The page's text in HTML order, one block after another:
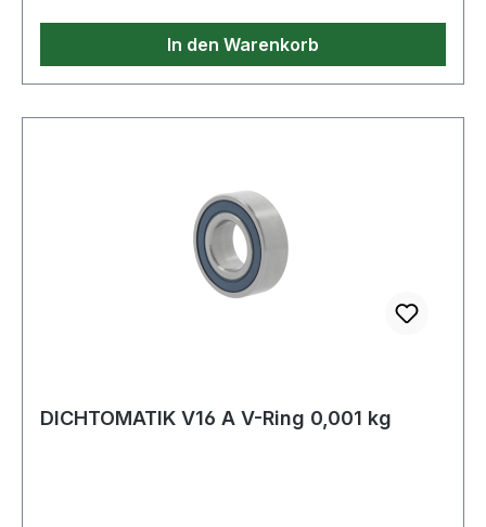
In den Warenkorb
DICHTOMATIK V16 A V-Ring 0,001 kg